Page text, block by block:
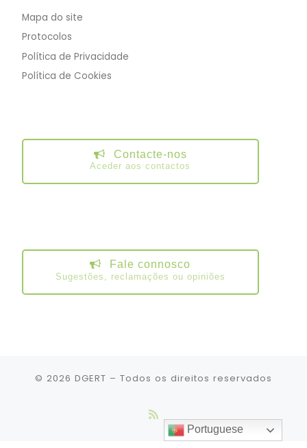
Mapa do site
Protocolos
Política de Privacidade
Política de Cookies
Contacte-nos
Aceder aos contactos
Fale connosco
Sugestões, reclamações ou opiniões
© 2026 DGERT – Todos os direitos reservados
Portuguese